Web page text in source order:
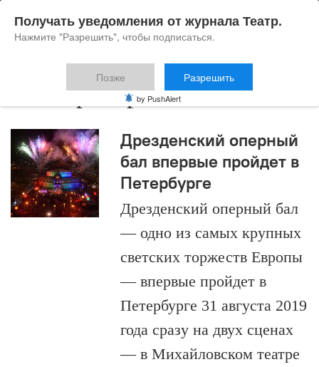
Земперопера
Дрезденский оперный
бал впервые пройдет в
Петербурге
Дрезденский оперный бал
— одно из самых крупных
светских торжеств Европы
— впервые пройдет в
Петербурге 31 августа 2019
года сразу на двух сценах
— в Михайловском театре
Получать уведомления от журнала Театр.
Нажмите "Разрешить", чтобы подписаться.
Позже Разрешить
by PushAlert